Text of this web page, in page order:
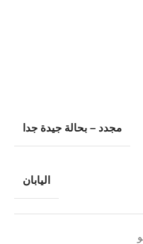
مجدد – بحالة جيدة جدا
اليابان